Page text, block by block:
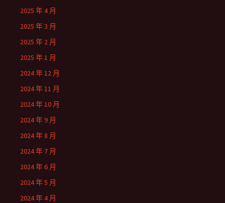
2025 年 4 月
2025 年 3 月
2025 年 2 月
2025 年 1 月
2024 年 12 月
2024 年 11 月
2024 年 10 月
2024 年 9 月
2024 年 8 月
2024 年 7 月
2024 年 6 月
2024 年 5 月
2024 年 4 月